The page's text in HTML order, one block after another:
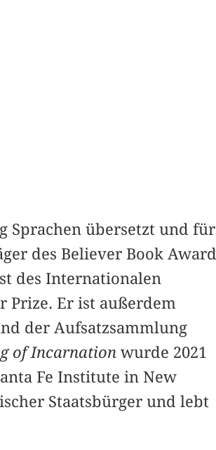
Sprachen übersetzt und für
des Believer Book Award
des Internationalen
Prize. Er ist außerdem
der Aufsatzsammlung
of Incarnationwurde 2021
Fe Institute in New
Staatsbürger und lebt